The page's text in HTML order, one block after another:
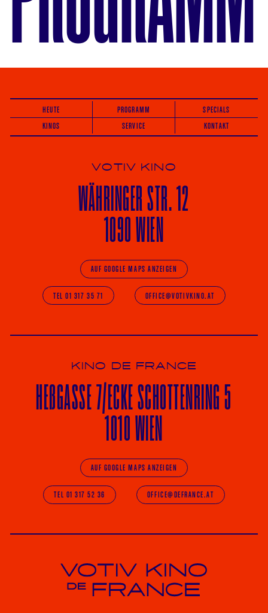
HEUTE PROGRAMM
SPECIALS
KINOS
SERVICE KONTAKT
VOTIV KINO
WÄHRINGERSTR. 12
1090 WIEN
AUF GOOGLE MAPS ANZEIGEN
TEL 01 317 35 71 OFFICE@VOTIVKINO.AT
KINO DE FRANCE
HEßGASSE 7/ECKESCHOTTENRING 5
1010 WIEN
AUF GOOGLE MAPS ANZEIGEN
TEL 01 317 52 36 OFFICE@DEFRANCE.AT
Votiv Kino und Kino De France in Wien